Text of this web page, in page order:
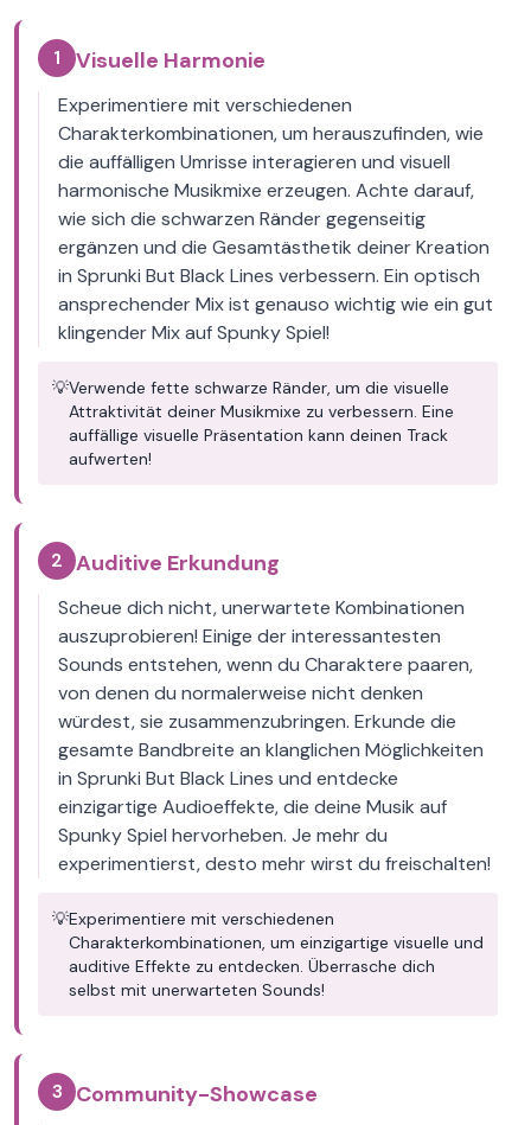
1 Visuelle Harmonie
Experimentiere mit verschiedenen
Charakterkombinationen, um herauszufinden, wie
die auffälligen Umrisse interagieren und visuell
harmonische Musikmixe erzeugen. Achte darauf,
wie sich die schwarzen Ränder gegenseitig
ergänzen und die Gesamtästhetik deiner Kreation
in Sprunki But Black Lines verbessern. Ein optisch
ansprechender Mix ist genauso wichtig wie ein gut
klingender Mix auf Spunky Spiel!
💡Verwende fette schwarze Ränder, um die visuelle
Attraktivität deiner Musikmixe zu verbessern. Eine
auffällige visuelle Präsentation kann deinen Track
aufwerten!
2 Auditive Erkundung
Scheue dich nicht, unerwartete Kombinationen
auszuprobieren! Einige der interessantesten
Sounds entstehen, wenn du Charaktere paaren,
von denen du normalerweise nicht denken
würdest, sie zusammenzubringen. Erkunde die
gesamte Bandbreite an klanglichen Möglichkeiten
in Sprunki But Black Lines und entdecke
einzigartige Audioeffekte, die deine Musik auf
Spunky Spiel hervorheben. Je mehr du
experimentierst, desto mehr wirst du freischalten!
💡Experimentiere mit verschiedenen
Charakterkombinationen, um einzigartige visuelle und
auditive Effekte zu entdecken. Überrasche dich
selbst mit unerwarteten Sounds!
3 Community-Showcase